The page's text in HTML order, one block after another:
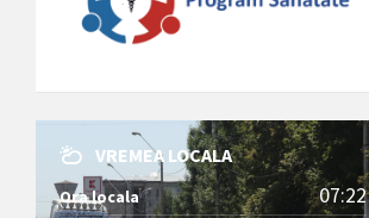
VREMEA LOCALA
Ora locala 07:22